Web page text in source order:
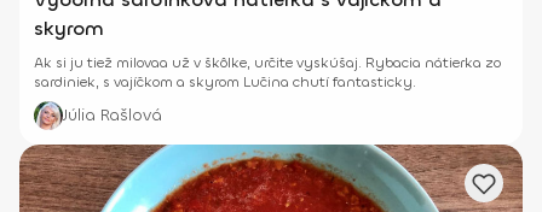
skyrom
Ak si ju tiež milovaa už v škôlke, určite vyskúšaj. Rybacia nátierka zo
sardiniek, s vajíčkom a skyrom Lučina chutí fantasticky.
Júlia Rašlová